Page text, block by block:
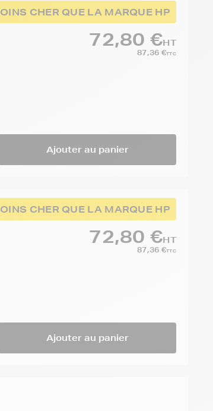
CHER QUE LA MARQUE HP
72,80 €HT
87,36 €TTC
Ajouter au panier
CHER QUE LA MARQUE HP
72,80 €HT
87,36 €TTC
Ajouter au panier